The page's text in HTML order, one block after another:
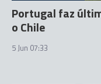
Portugal faz
o Chile
5 Jun 07:33